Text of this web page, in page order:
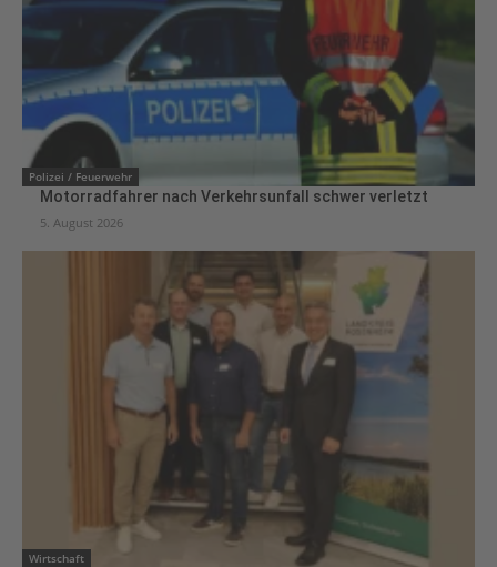
Polizei / Feuerwehr
Motorradfahrer nach Verkehrsunfall schwer verletzt
5. August 2026
Wirtschaft